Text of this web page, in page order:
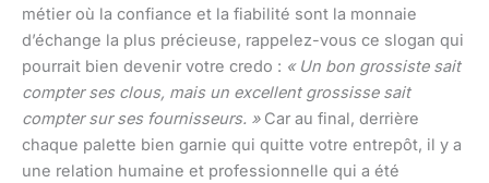
métier où la confiance et la fiabilité sont la monnaie
d’échange la plus précieuse, rappelez-vous ce slogan qui
pourrait bien devenir votre credo : « Un bon grossiste sait
compter ses clous, mais un excellent grossisse sait
compter sur ses fournisseurs. »Car au final, derrière
chaque palette bien garnie qui quitte votre entrepôt, il y a
une relation humaine et professionnelle qui a été